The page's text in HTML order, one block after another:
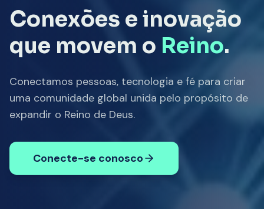
Conexões e inovação
que movem o Reino.
Conectamos pessoas, tecnologia e fé para criar
uma comunidade global unida pelo propósito de
expandir o Reino de Deus.
Conecte-se conosco